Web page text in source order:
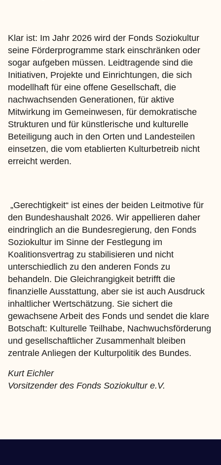
Klar ist: Im Jahr 2026 wird der Fonds Soziokultur
seine Förderprogramme stark einschränken oder
sogar aufgeben müssen. Leidtragende sind die
Initiativen, Projekte und Einrichtungen, die sich
modellhaft für eine offene Gesellschaft, die
nachwachsenden Generationen, für aktive
Mitwirkung im Gemeinwesen, für demokratische
Strukturen und für künstlerische und kulturelle
Beteiligung auch in den Orten und Landesteilen
einsetzen, die vom etablierten Kulturbetreib nicht
erreicht werden.
„Gerechtigkeit“ ist eines der beiden Leitmotive für
den Bundeshaushalt 2026. Wir appellieren daher
eindringlich an die Bundesregierung, den Fonds
Soziokultur im Sinne der Festlegung im
Koalitionsvertrag zu stabilisieren und nicht
unterschiedlich zu den anderen Fonds zu
behandeln. Die Gleichrangigkeit betrifft die
finanzielle Ausstattung, aber sie ist auch Ausdruck
inhaltlicher Wertschätzung. Sie sichert die
gewachsene Arbeit des Fonds und sendet die klare
Botschaft: Kulturelle Teilhabe, Nachwuchsförderung
und gesellschaftlicher Zusammenhalt bleiben
zentrale Anliegen der Kulturpolitik des Bundes.
Kurt Eichler
Vorsitzender des Fonds Soziokultur e.V.